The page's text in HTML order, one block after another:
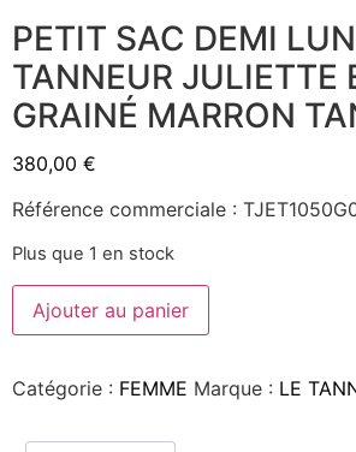
PETIT SAC DEMI
TANNEUR JULIETTE
GRAINÉ MARRON
380,00 €
Référence commerciale :
Plus que 1 en stock
Ajouter au panier
Catégorie : FEMME Marque : LE